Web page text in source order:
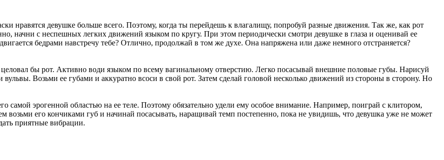
нравятся девушке больше всего. Поэтому, когда ты перейдешь к влагалищу, попробуй разные движения. Так же, как рот
начни с неспешных легких движений языком по кругу. При этом периодически смотри девушке в глаза и оценивай ее
бедрами навстречу тебе? Отлично, продолжай в том же духе. Она напряжена или даже немного отстраняется?
бы рот. Активно води языком по всему вагинальному отверстию. Легко посасывай внешние половые губы. Нарисуй
Возьми ее губами и аккуратно всоси в свой рот. Затем сделай головой несколько движений из стороны в сторону. Но
самой эрогенной областью на ее теле. Поэтому обязательно удели ему особое внимание. Например, поиграй с клитором,
возьми его кончиками губ и начинай посасывать, наращивай темп постепенно, пока не увидишь, что девушка уже не может
приятные вибрации.